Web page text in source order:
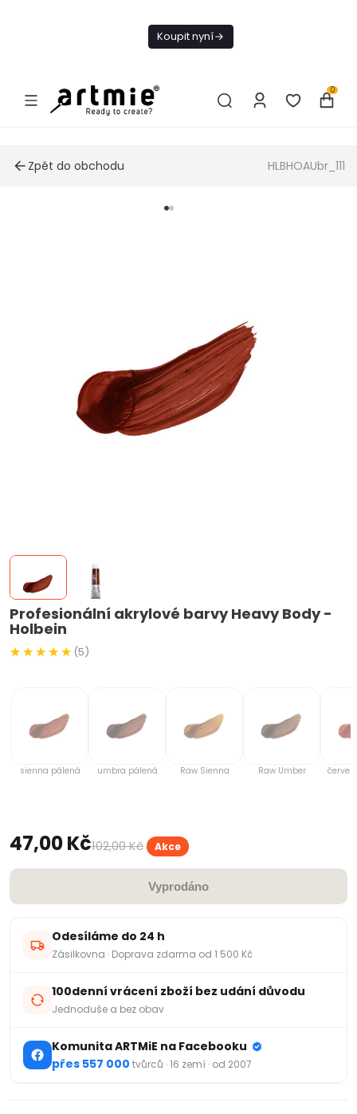
Koupit nyní
0
Zpět do obchodu HLBHOAUbr_111
Profesionální akrylové barvy Heavy Body -
Holbein
(5)
sienna pálená umbra pálená Raw Sienna Raw Umber
47,00 Kč102,00 Kč Akce
Vyprodáno
Odesíláme do 24 h
Zásilkovna · Doprava zdarma od 1 500 Kč
100denní vrácení zboží bez udání důvodu
Jednoduše a bez obav
Komunita ARTMiE na Facebooku
přes 557 000 tvůrců · 16 zemí · od 2007